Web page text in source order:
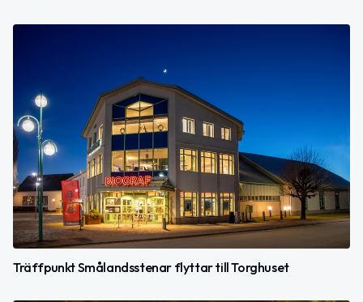
Träffpunkt Smålandsstenar flyttar till Torghuset